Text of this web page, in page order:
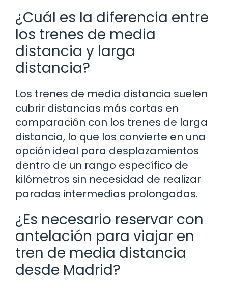
¿Cuál es la diferencia entre
los trenes de media
distancia y larga
distancia?
Los trenes de media distancia suelen
cubrir distancias más cortas en
comparación con los trenes de larga
distancia, lo que los convierte en una
opción ideal para desplazamientos
dentro de un rango específico de
kilómetros sin necesidad de realizar
paradas intermedias prolongadas.
¿Es necesario reservar con
antelación para viajar en
tren de media distancia
desde Madrid?